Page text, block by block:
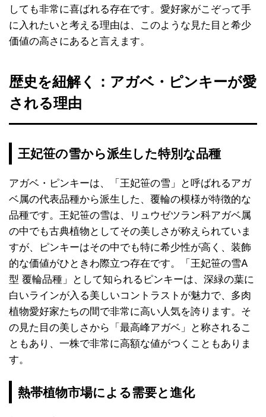
しても非常に喜ばれる存在です。愛好家がこぞって手
に入れたいと考える理由は、このような見た目と希少
価値の高さにあると言えます。
歴史を紐解く：アガベ・ピンキーが愛
される理由
王妃笹の雪から派生した特別な品種
アガベ・ピンキーは、「王妃笹の雪」と呼ばれるアガ
ベ属の代表品種から派生した、覆輪の模様が特徴的な
品種です。王妃笹の雪は、リュウゼツラン科アガベ属
の中でも古典植物としてその美しさが称えられていま
すが、ピンキーはその中でも特に希少性が高く、装飾
的な価値がひときわ際立つ存在です。「王妃笹の雪A
型 覆輪品種」として知られるピンキーは、深緑の葉に
白いラインが入る美しいコントラストが魅力で、多肉
植物愛好家たちの間で非常に高い人気を誇ります。そ
の見た目の美しさから「最高峰アガベ」と称されるこ
ともあり、一株で非常に高額な値がつくこともありま
す。
熱帯植物市場による需要と進化